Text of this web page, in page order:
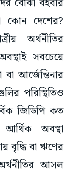
বোঝা বইবার
কোন দেশের?
অর্থনীতির
সবচেয়ে
আর্জেন্তিনার
পরিস্থিতিও
জিডিপি কত
অবস্থা
বৃদ্ধি বা ঋণের
আসল